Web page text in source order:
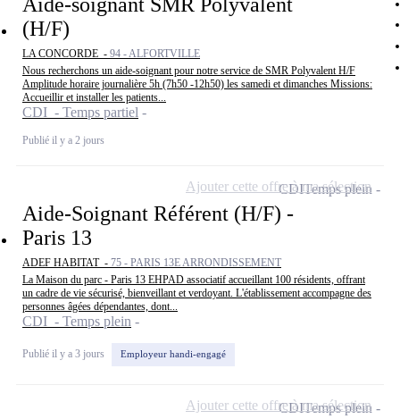
(H/F)
LA CONCORDE - 94 - ALFORTVILLE
Nous recherchons un aide-soignant pour notre service de SMR Polyvalent H/F
Amplitude horaire journalière 5h (7h50 -12h50) les samedi et dimanches Missions:
Accueillir et installer les patients...
CDI - Temps partiel
Publié il y a 2 jours
Aide-Soignant Référent (H/F) -
Paris 13
ADEF HABITAT - 75 - PARIS 13E ARRONDISSEMENT
La Maison du parc - Paris 13 EHPAD associatif accueillant 100 résidents, offrant
un cadre de vie sécurisé, bienveillant et verdoyant. L'établissement accompagne des
personnes âgées dépendantes, dont...
CDI - Temps plein
Publié il y a 3 jours Employeur handi-engagé
CDITemps plein
Ajouter cette offre à ma sélection
CDITemps plein
Ajouter cette offre à ma sélection